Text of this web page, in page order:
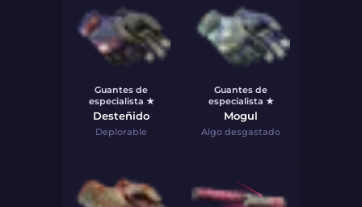
Guantes de
especialista ★
Desteñido
Deplorable
Guantes de
especialista ★
Mogul
Algo desgastado